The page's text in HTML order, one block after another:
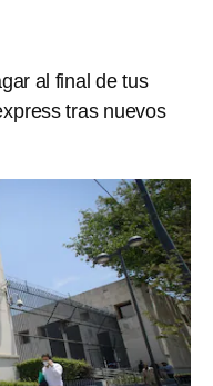
al final de tus
tras nuevos